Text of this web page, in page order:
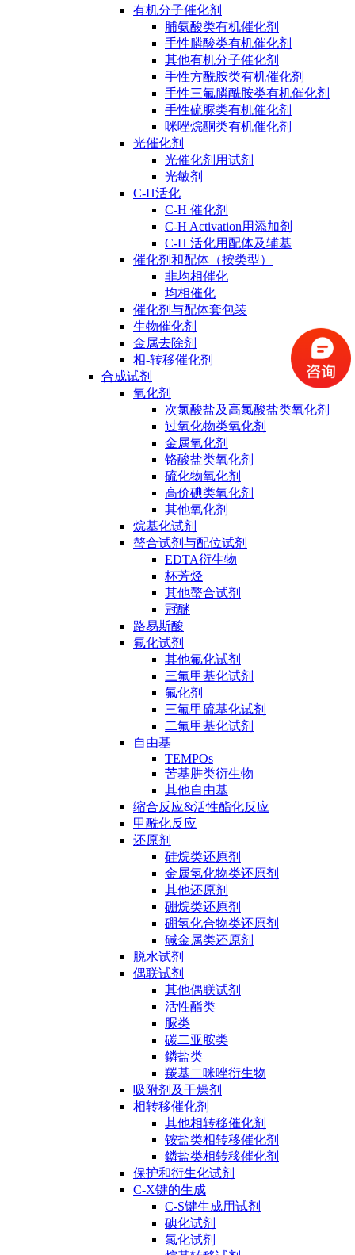
有机分子催化剂
脯氨酸类有机催化剂
手性膦酸类有机催化剂
其他有机分子催化剂
手性方酰胺类有机催化剂
手性三氟膦酰胺类有机催化剂
手性硫脲类有机催化剂
咪唑烷酮类有机催化剂
光催化剂
光催化剂用试剂
光敏剂
C-H活化
C-H 催化剂
C-H Activation用添加剂
C-H 活化用配体及辅基
催化剂和配体（按类型）
非均相催化
均相催化
催化剂与配体套包装
生物催化剂
金属去除剂
相-转移催化剂
合成试剂
氧化剂
次氯酸盐及高氯酸盐类氧化剂
过氧化物类氧化剂
金属氧化剂
铬酸盐类氧化剂
硫化物氧化剂
高价碘类氧化剂
其他氧化剂
烷基化试剂
螯合试剂与配位试剂
EDTA衍生物
杯芳烃
其他螯合试剂
冠醚
路易斯酸
氟化试剂
其他氟化试剂
三氟甲基化试剂
氟化剂
三氟甲硫基化试剂
二氟甲基化试剂
自由基
TEMPOs
苦基肼类衍生物
其他自由基
缩合反应&活性酯化反应
甲酰化反应
还原剂
硅烷类还原剂
金属氢化物类还原剂
其他还原剂
硼烷类还原剂
硼氢化合物类还原剂
碱金属类还原剂
脱水试剂
偶联试剂
其他偶联试剂
活性酯类
脲类
碳二亚胺类
鏻盐类
羰基二咪唑衍生物
吸附剂及干燥剂
相转移催化剂
其他相转移催化剂
铵盐类相转移催化剂
鏻盐类相转移催化剂
保护和衍生化试剂
C-X键的生成
C-S键生成用试剂
碘化试剂
氯化试剂